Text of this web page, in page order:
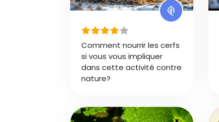
Comment nourrir les cerfs
si vous vous impliquer
dans cette activité contre
nature?